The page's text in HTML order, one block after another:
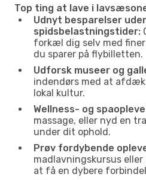
Top ting at lave i
Udnyt besparelser
spidsbelastningstider:
forkæl dig selv med
du sparer på flybilletten.
Udforsk museer og
indendørs med at
lokal kultur.
Wellness- og
massage, eller nyd en
under dit ophold.
Prøv fordybende
madlavningskursus
at få en dybere